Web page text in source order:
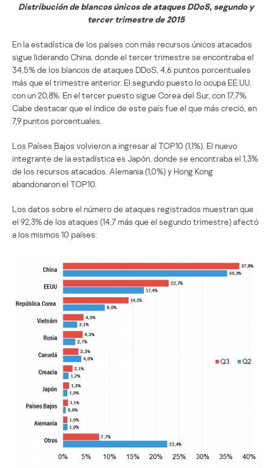
Distribución de blancos únicos de ataques DDoS, segundo y
tercer trimestre de 2015
En la estadística de los países con más recursos únicos atacados
sigue liderando China, donde el tercer trimestre se encontraba el
34,5% de los blancos de ataques DDoS, 4,6 puntos porcentuales
más que el trimestre anterior. El segundo puesto lo ocupa EE.UU.
con un 20,8%. En el tercer puesto sigue Corea del Sur, con 17,7%.
Cabe destacar que el índice de este país fue el que más creció, en
7,9 puntos porcentuales.
Los Países Bajos volvieron a ingresar al TOP10 (1,1%). El nuevo
integrante de la estadística es Japón, donde se encontraba el 1,3%
de los recursos atacados. Alemania (1,0%) y Hong Kong
abandonaron el TOP10.
Los datos sobre el número de ataques registrados muestran que
el 92,3% de los ataques (14,7 más que el segundo trimestre) afectó
a los mismos 10 países: